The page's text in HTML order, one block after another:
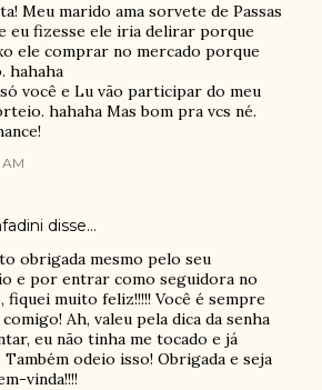
Meu marido ama sorvete de Passas
eu fizesse ele iria delirar porque
ele comprar no mercado porque
hahaha
você e Lu vão participar do meu
hahaha Mas bom pra vcs né.
AM
disse…
obrigada mesmo pelo seu
e por entrar como seguidora no
fiquei muito feliz!!!!! Você é sempre
Ah, valeu pela dica da senha
eu não tinha me tocado e já
odeio isso! Obrigada e seja
vinda!!!!